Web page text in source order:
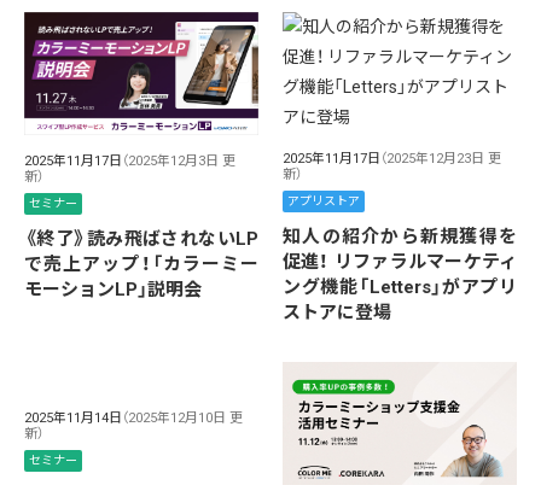
2025年11月17日 （2025年12月3日 更
新）
セミナー
《終了》読み飛ばされないLP
で売上アップ！「カラーミー
モーションLP」説明会
2025年11月17日 （2025年12月23日 更
新）
アプリストア
知人の紹介から新規獲得を
促進！ リファラルマーケティ
ング機能「Letters」がアプリ
ストアに登場
2025年11月14日 （2025年12月10日 更
新）
セミナー